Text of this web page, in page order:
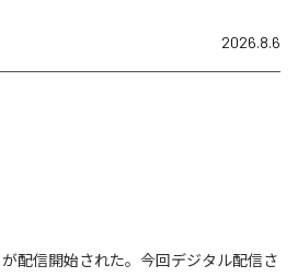
2026.8.6
が配信開始された。今回デジタル配信さ